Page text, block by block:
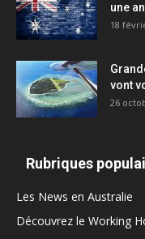
une
18
vont
26
Rubriques
Les News en Australie
Découvrez le Working